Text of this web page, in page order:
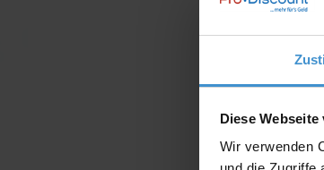
Diese
Wir verwenden